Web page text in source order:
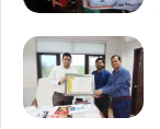
भाजपा सरकार
व्यक्ति को
लाख रूपये देनें का